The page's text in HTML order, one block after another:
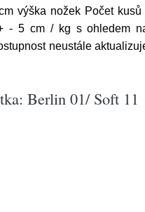
výška nožek Počet kusů
- 5 cm / kg s ohledem
neustále
Berlin 01/ Soft 11